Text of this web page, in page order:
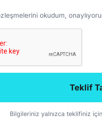
okudum,
Teklif
Bilgileriniz yalnızca teklifiniz